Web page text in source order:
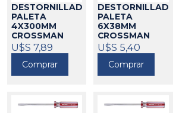
DESTORNILLADOR
PALETA
4X300MM
CROSSMAN
550009
U$S 7,89
Comprar
DESTORNILLADOR
PALETA
6X38MM
CROSSMAN
550010
U$S 5,40
Comprar